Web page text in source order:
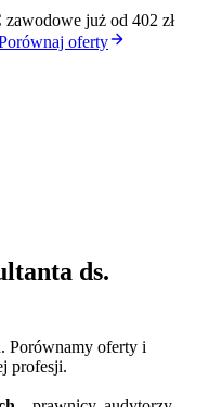
już od 402 zł
oferty
ds.
Porównamy oferty i
profesji.